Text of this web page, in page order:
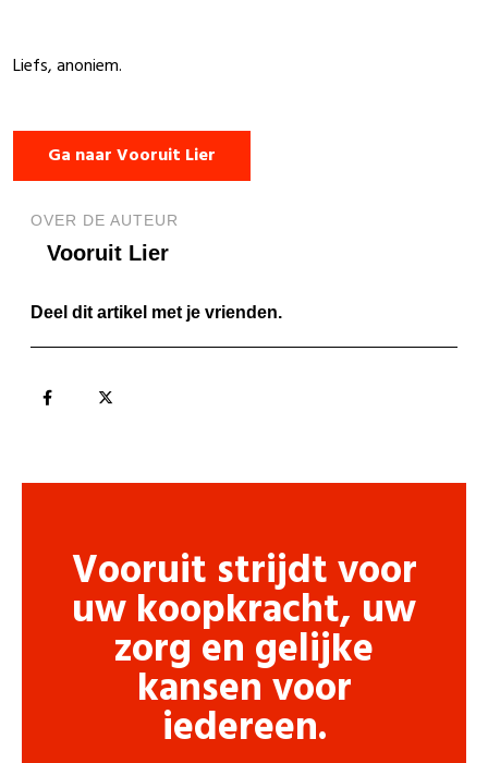
Liefs, anoniem.
Ga naar Vooruit Lier
OVER DE AUTEUR
Vooruit Lier
Deel dit artikel met je vrienden.
Vooruit strijdt voor
uw koopkracht, uw
zorg en gelijke
kansen voor
iedereen.